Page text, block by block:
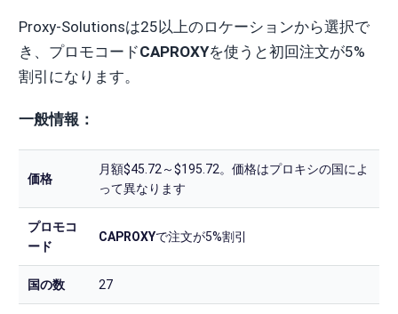
Proxy-Solutionsは25以上のロケーションから選択で
き、プロモコードCAPROXYを使うと初回注文が5%
割引になります。
一般情報：
価格
月額$45.72～$195.72。価格はプロキシの国によ
って異なります
プロモコ
ード
CAPROXYで注文が5%割引
国の数 27